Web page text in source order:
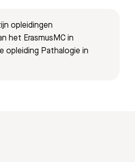
gezocht:
opleidingen
het ErasmusMC in
opleiding Pathalogie in